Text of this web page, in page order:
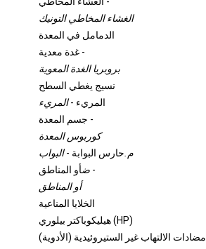
الغشاء المخاطي التونيك
الدمامل في المعدة
غدة معدية -
بروبريا الغدة المعوية
نسيج يغطي السطح
المريء -المريء
جسم المعدة -
كوربوس المعدة
م. حارس البوابة -البواب
ض أو المناطق -
أو المناطق
الخلايا المناعية
هيليكوباكتر بيلوري (HP)
مضادات الالتهاب غير الستيروئيدية (الأدوية)